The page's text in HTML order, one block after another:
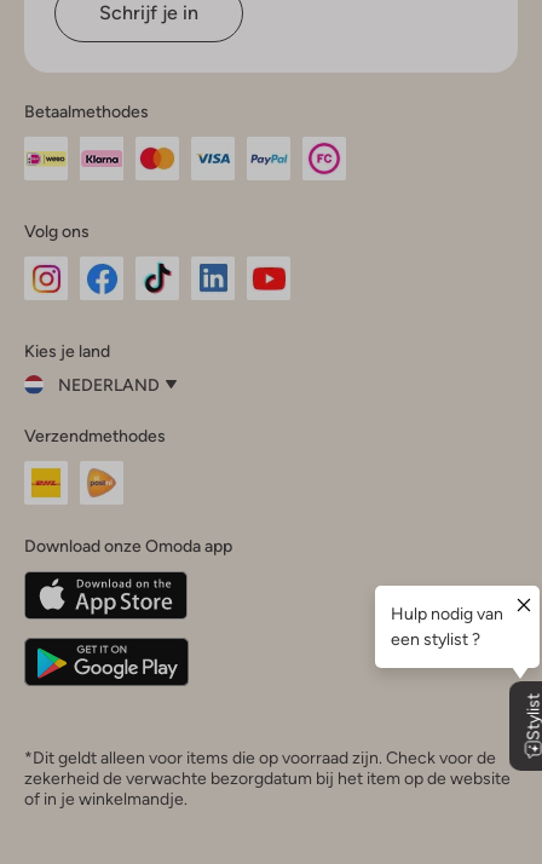
Schrijf je in
Betaalmethodes
Volg ons
InstagramFacebook
Kies je land
NEDERLAND
je
land
Nederland
Belgique(Français)
Deutschland
Verzendmethodes
Download onze Omoda app
*Dit geldt alleen voor items die op voorraad zijn. Check voor de
zekerheid de verwachte bezorgdatum bij het item op de website
of in je winkelmandje.